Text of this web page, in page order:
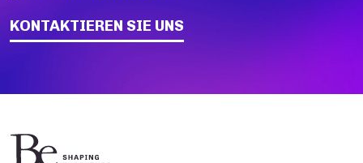
KONTAKTIEREN SIE UNS